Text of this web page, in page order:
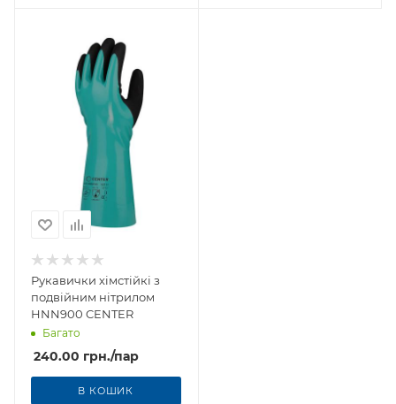
Рукавички хімстійкі з
подвійним нітрилом
HNN900 CENTER
Багато
240.00 грн./пар
В КОШИК